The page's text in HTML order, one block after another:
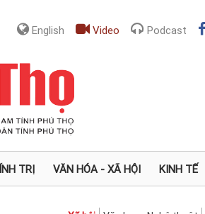
English Video Podcast
TRỊ VĂN HÓA - XÃ HỘI KINH TẾ